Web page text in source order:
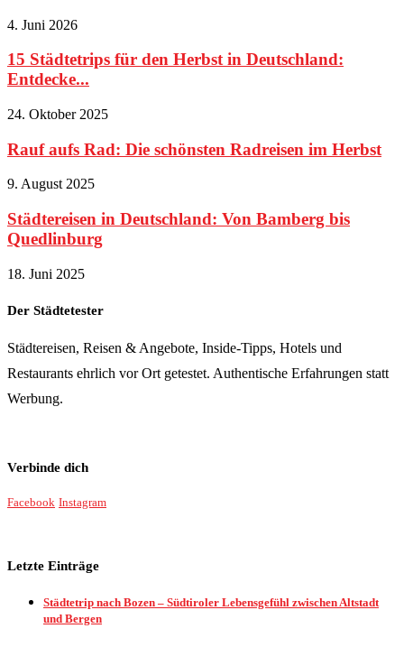
4. Juni 2026
15 Städtetrips für den Herbst in Deutschland:
Entdecke...
24. Oktober 2025
Rauf aufs Rad: Die schönsten Radreisen im Herbst
9. August 2025
Städtereisen in Deutschland: Von Bamberg bis
Quedlinburg
18. Juni 2025
Der Städtetester
Städtereisen, Reisen & Angebote, Inside-Tipps, Hotels und
Restaurants ehrlich vor Ort getestet. Authentische Erfahrungen statt
Werbung.
Verbinde dich
Facebook Instagram
Letzte Einträge
Städtetrip nach Bozen – Südtiroler Lebensgefühl zwischen Altstadt
und Bergen